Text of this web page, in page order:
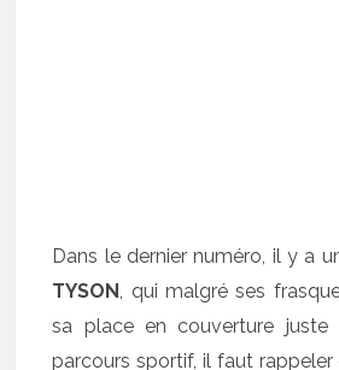
Dans le dernier numéro, il y a
TYSON , qui malgré ses
sa place en couverture juste
parcours sportif, il faut rappeler